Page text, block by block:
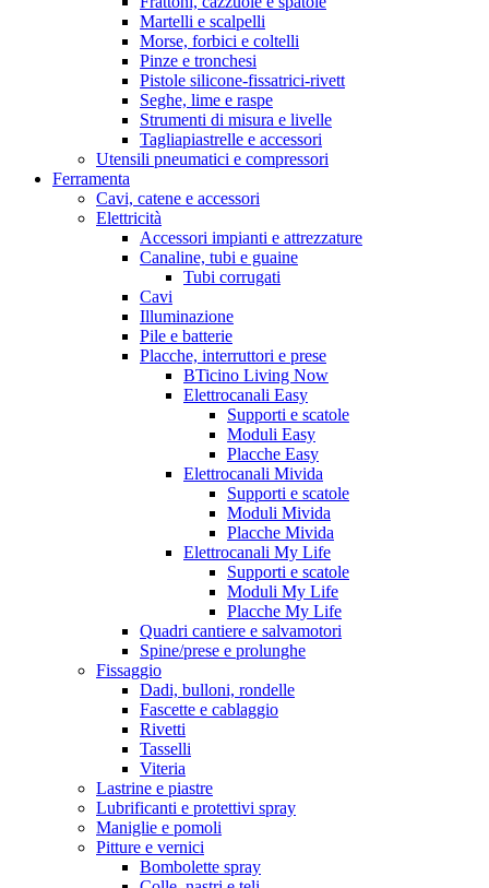
Martelli e scalpelli
Morse, forbici e coltelli
Pinze e tronchesi
Pistole silicone-fissatrici-rivett
Seghe, lime e raspe
Strumenti di misura e livelle
Tagliapiastrelle e accessori
Utensili pneumatici e compressori
Ferramenta
Cavi, catene e accessori
Elettricità
Accessori impianti e attrezzature
Canaline, tubi e guaine
Tubi corrugati
Cavi
Illuminazione
Pile e batterie
Placche, interruttori e prese
BTicino Living Now
Elettrocanali Easy
Supporti e scatole
Moduli Easy
Placche Easy
Elettrocanali Mivida
Supporti e scatole
Moduli Mivida
Placche Mivida
Elettrocanali My Life
Supporti e scatole
Moduli My Life
Placche My Life
Quadri cantiere e salvamotori
Spine/prese e prolunghe
Fissaggio
Dadi, bulloni, rondelle
Fascette e cablaggio
Rivetti
Tasselli
Viteria
Lastrine e piastre
Lubrificanti e protettivi spray
Maniglie e pomoli
Pitture e vernici
Bombolette spray